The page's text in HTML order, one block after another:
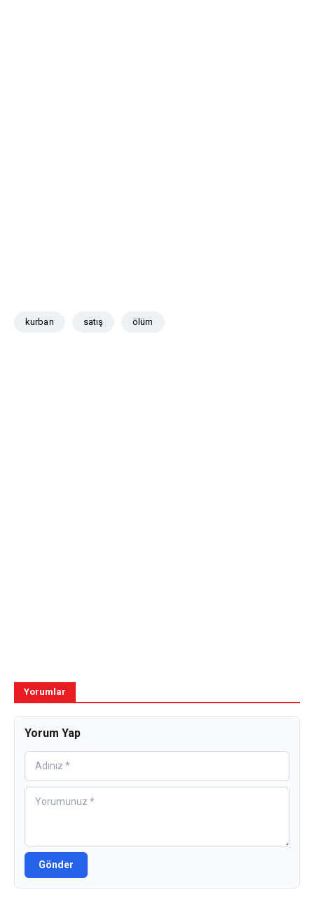
kurban satış ölüm
Yorumlar
Yorum Yap
Gönder